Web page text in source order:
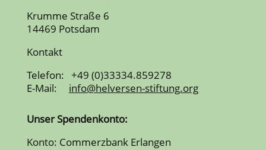
Krumme Straße 6
14469 Potsdam
Kontakt
Telefon: +49 (0)33334.859278
E-Mail:
info@helversen-stiftung.org
Unser Spendenkonto:
Konto: Commerzbank Erlangen